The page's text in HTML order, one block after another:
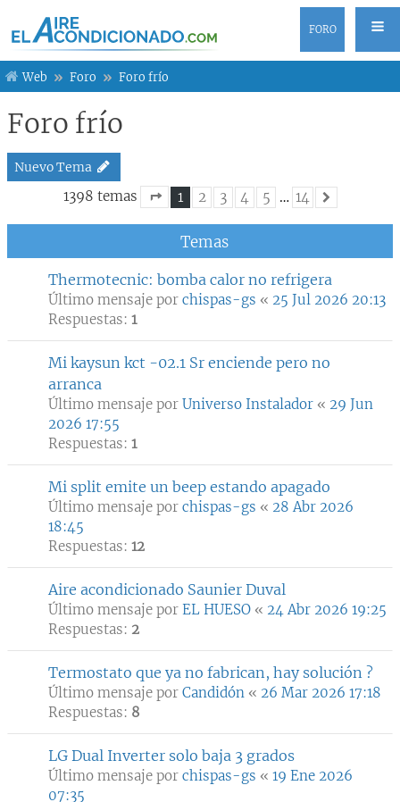
FORO
Web Foro Foro frío
Foro frío
Nuevo Tema
1398 temas
Página1de14
1 2 3 4 5 … 14
Siguiente
Temas
Thermotecnic: bomba calor no refrigera
Último mensaje por chispas-gs « 25 Jul 2026 20:13
Respuestas: 1
Mi kaysun kct -02.1 Sr enciende pero no
arranca
Último mensaje por Universo Instalador « 29 Jun
2026 17:55
Respuestas: 1
Mi split emite un beep estando apagado
Último mensaje por chispas-gs « 28 Abr 2026
18:45
Respuestas: 12
Aire acondicionado Saunier Duval
Último mensaje por EL HUESO « 24 Abr 2026 19:25
Respuestas: 2
Termostato que ya no fabrican, hay solución ?
Último mensaje por Candidón « 26 Mar 2026 17:18
Respuestas: 8
LG Dual Inverter solo baja 3 grados
Último mensaje por chispas-gs « 19 Ene 2026
07:35